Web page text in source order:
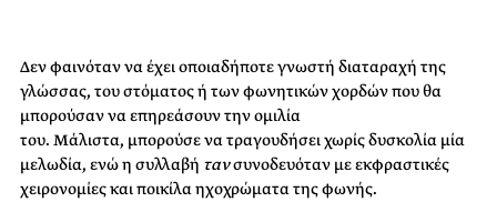
Δεν φαινόταν να έχει οποιαδήποτε γνωστή διαταραχή της
γλώσσας, του στόματος ή των φωνητικών χορδών που θα
μπορούσαν να επηρεάσουν την ομιλία
του. Μάλιστα, μπορούσε να τραγουδήσει χωρίς δυσκολία μία
μελωδία, ενώ η συλλαβή τανσυνοδευόταν με εκφραστικές
χειρονομίες και ποικίλα ηχοχρώματα της φωνής.